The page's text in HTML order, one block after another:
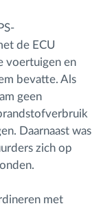
de ECU
voertuigen en
bevatte. Als
geen
Daarnaast was
zich op
met